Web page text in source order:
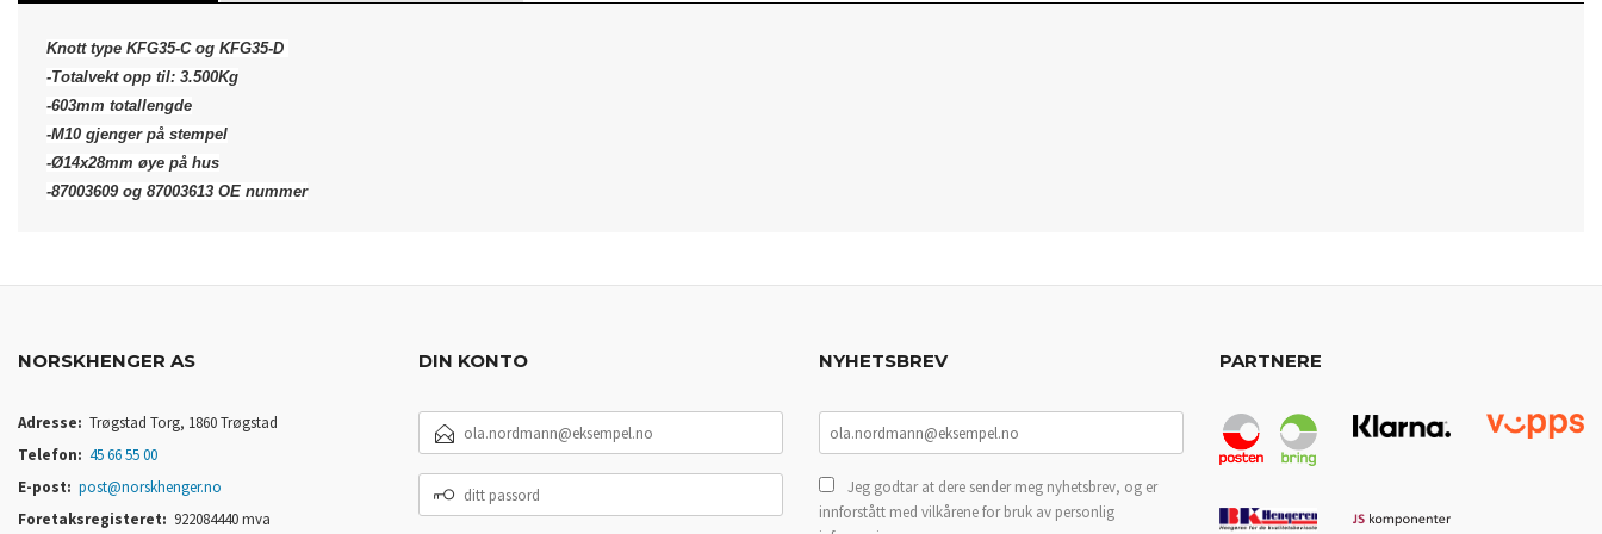
Knott type KFG35-C og KFG35-D
-Totalvekt opp til: 3.500Kg
-603mm totallengde
-M10 gjenger på stempel
-Ø14x28mm øye på hus
-87003609 og 87003613 OE nummer
NORSKHENGER AS
Adresse: Trøgstad Torg, 1860 Trøgstad
Telefon: 45 66 55 00
E-post: post@norskhenger.no
Foretaksregisteret: 922084440 mva
DIN KONTO
POSTADRESSE
PASSORD
NYHETSBREV
Jeg godtar at dere sender meg nyhetsbrev, og er
innforstått med vilkårene for bruk av personlig
PARTNERE